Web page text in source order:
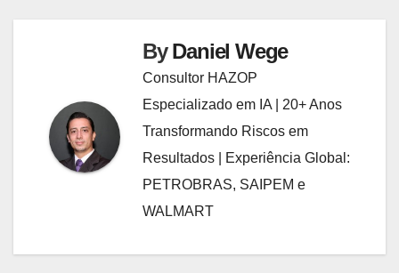
ByDaniel Wege
Consultor HAZOP
Especializado em IA | 20+ Anos
Transformando Riscos em
Resultados | Experiência Global:
PETROBRAS, SAIPEM e
WALMART